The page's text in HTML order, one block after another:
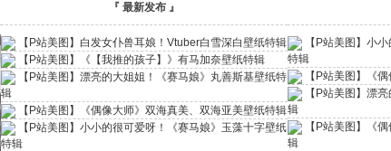
『 最新发布 』
【P站美图】白发女仆兽耳娘！Vtuber白雪深白壁纸特辑
【P站美图】《【我推的孩子】》有马加奈壁纸特辑
【P站美图】漂亮的大姐姐！《赛马娘》丸善斯基壁纸特
辑
【P站美图】《偶像大师》双海真美、双海亚美壁纸特辑
【P站美图】小小的很可爱呀！《赛马娘》玉藻十字壁纸
特辑
【P站美图】小
特辑
【P站美图】《
【P站美图】漂
辑
【P站美图】《
辑